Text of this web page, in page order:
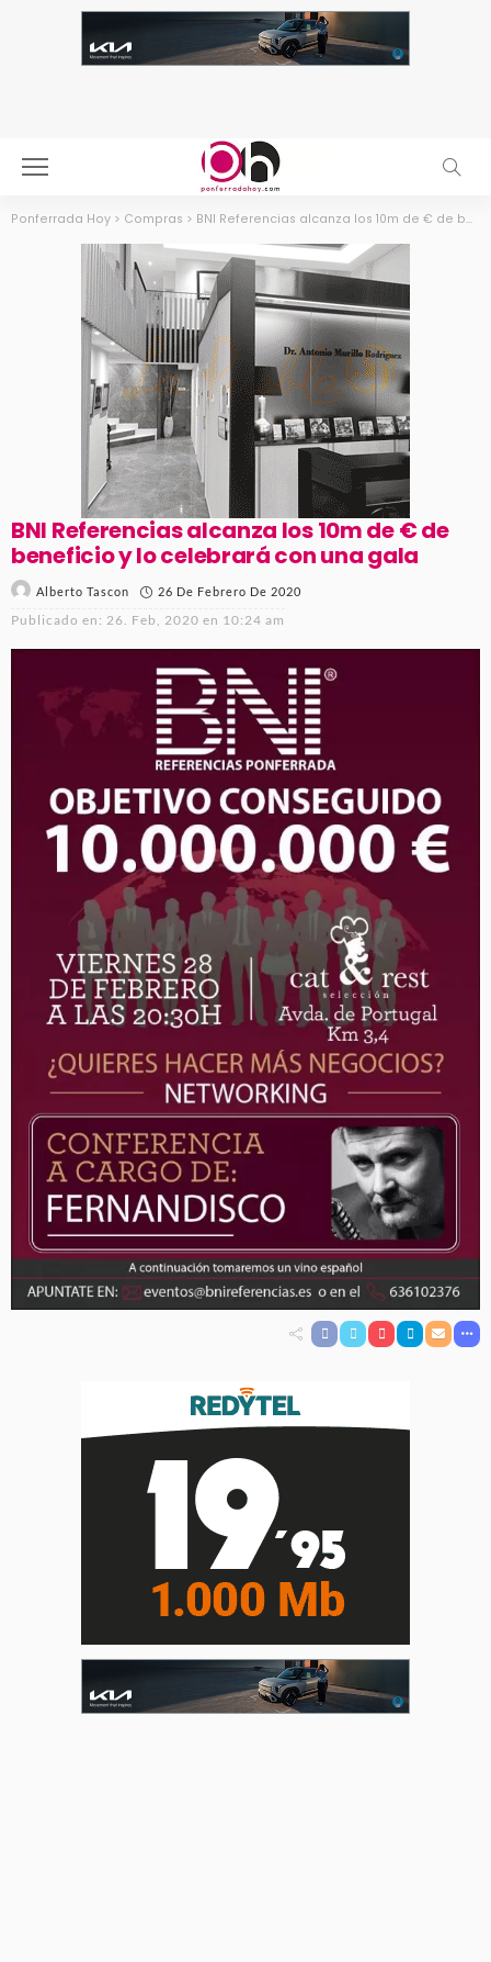
Ponferrada Hoy > Compras > BNI Referencias alcanza los 10m de € de beneficio y lo celebrará con una gala
BNI Referencias alcanza los 10m de € de
beneficio y lo celebrará con una gala
Alberto Tascon 26 De Febrero De 2020
Publicado en: 26. Feb, 2020 en 10:24 am